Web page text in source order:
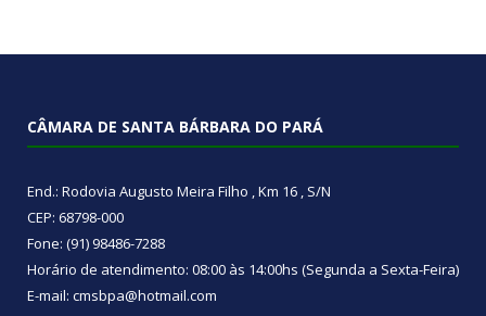
CÂMARA DE SANTA BÁRBARA DO PARÁ
End.: Rodovia Augusto Meira Filho , Km 16 , S/N
CEP: 68798-000
Fone: (91) 98486-7288
Horário de atendimento: 08:00 às 14:00hs (Segunda a Sexta-Feira)
E-mail: cmsbpa@hotmail.com